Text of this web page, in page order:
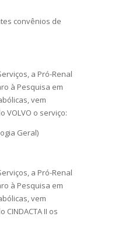
convênios de
a Pró-Renal
à Pesquisa em
vem
VOLVO o serviço:
Geral)
a Pró-Renal
à Pesquisa em
vem
II os